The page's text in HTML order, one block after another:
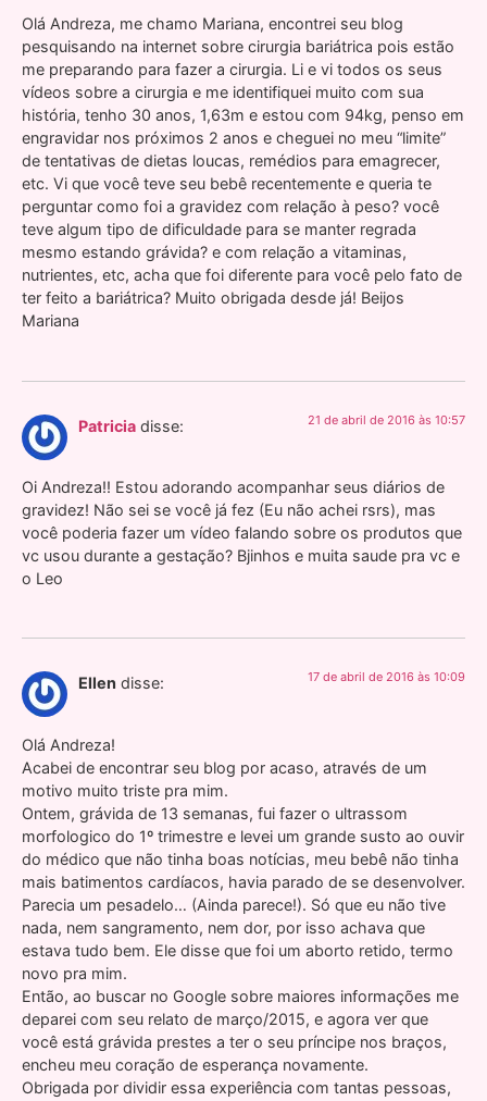
Olá Andreza, me chamo Mariana, encontrei seu blog
pesquisando na internet sobre cirurgia bariátrica pois estão
me preparando para fazer a cirurgia. Li e vi todos os seus
vídeos sobre a cirurgia e me identifiquei muito com sua
história, tenho 30 anos, 1,63m e estou com 94kg, penso em
engravidar nos próximos 2 anos e cheguei no meu “limite”
de tentativas de dietas loucas, remédios para emagrecer,
etc. Vi que você teve seu bebê recentemente e queria te
perguntar como foi a gravidez com relação à peso? você
teve algum tipo de dificuldade para se manter regrada
mesmo estando grávida? e com relação a vitaminas,
nutrientes, etc, acha que foi diferente para você pelo fato de
ter feito a bariátrica? Muito obrigada desde já! Beijos
Mariana
Patricia disse: 21 de abril de 2016 às 10:57
Oi Andreza!! Estou adorando acompanhar seus diários de
gravidez! Não sei se você já fez (Eu não achei rsrs), mas
você poderia fazer um vídeo falando sobre os produtos que
vc usou durante a gestação? Bjinhos e muita saude pra vc e
o Leo
Ellen disse: 17 de abril de 2016 às 10:09
Olá Andreza!
Acabei de encontrar seu blog por acaso, através de um
motivo muito triste pra mim.
Ontem, grávida de 13 semanas, fui fazer o ultrassom
morfologico do 1º trimestre e levei um grande susto ao ouvir
do médico que não tinha boas notícias, meu bebê não tinha
mais batimentos cardíacos, havia parado de se desenvolver.
Parecia um pesadelo… (Ainda parece!). Só que eu não tive
nada, nem sangramento, nem dor, por isso achava que
estava tudo bem. Ele disse que foi um aborto retido, termo
novo pra mim.
Então, ao buscar no Google sobre maiores informações me
deparei com seu relato de março/2015, e agora ver que
você está grávida prestes a ter o seu príncipe nos braços,
encheu meu coração de esperança novamente.
Obrigada por dividir essa experiência com tantas pessoas,